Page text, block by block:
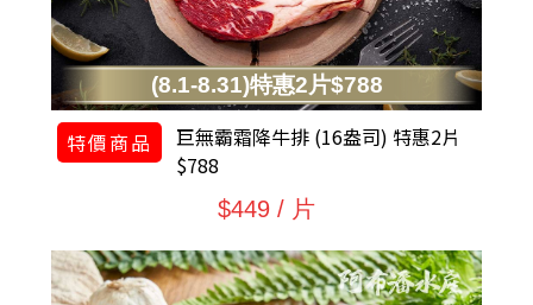
(8.1-8.31)特惠2片$788
特價商品
巨無霸霜降牛排 (16盎司) 特惠2片
$788
$449 / 片